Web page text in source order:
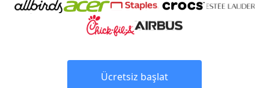
Ücretsiz başlat